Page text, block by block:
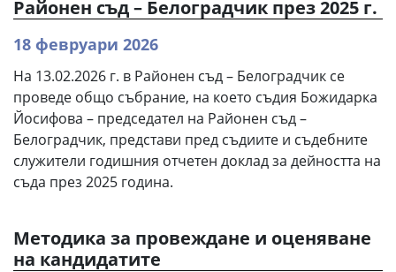
Районен съд – Белоградчик през 2025 г.
18 февруари 2026
На 13.02.2026 г. в Районен съд – Белоградчик се
проведе общо събрание, на което съдия Божидарка
Йосифова – председател на Районен съд –
Белоградчик, представи пред съдиите и съдебните
служители годишния отчетен доклад за дейността на
съда през 2025 година.
Методика за провеждане и оценяване
на кандидатите